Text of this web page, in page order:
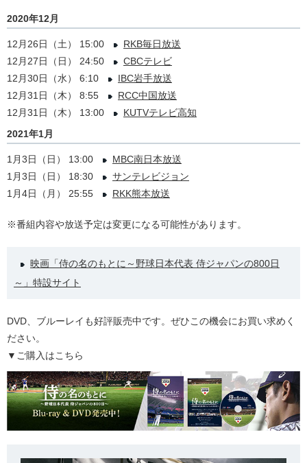
2020年12月
12月26日（土） 15:00
RKB毎日放送
12月27日（日） 24:50
CBCテレビ
12月30日（水） 6:10
IBC岩手放送
12月31日（木） 8:55
RCC中国放送
12月31日（木） 13:00
KUTVテレビ高知
2021年1月
1月3日（日） 13:00
MBC南日本放送
1月3日（日） 18:30
サンテレビジョン
1月4日（月） 25:55
RKK熊本放送
※番組内容や放送予定は変更になる可能性があります。
映画「侍の名のもとに～野球日本代表 侍ジャパンの800日
～」特設サイト
DVD、ブルーレイも好評販売中です。ぜひこの機会にお買い求めく
ださい。
▼ご購入はこちら